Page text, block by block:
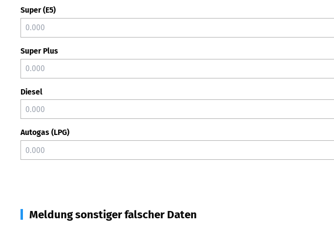
Super (E5)
Super Plus
Diesel
Autogas (LPG)
Meldung sonstiger falscher Daten